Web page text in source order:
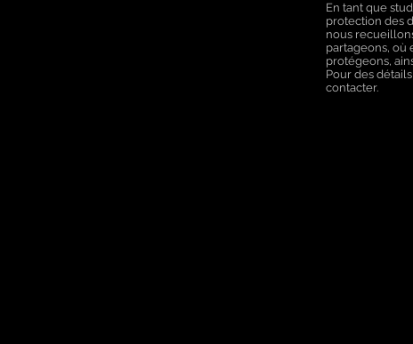
En tant que
protection des
nous
partageons, où
protégeons,
Pour des
contacter.